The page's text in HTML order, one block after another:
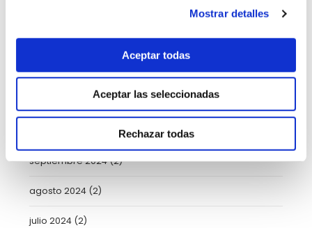
Mostrar detalles
Aceptar todas
Aceptar las seleccionadas
Rechazar todas
enero 2025(5)
diciembre 2024(2)
noviembre 2024(3)
septiembre 2024(2)
agosto 2024 (2)
julio 2024 (2)